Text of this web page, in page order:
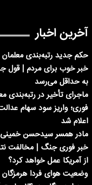
آخرین اخبار
حکم جدید رتبه‌بندی
خبر خوب برای مردم | قول
به حداقل می‌رسد
ماجرای تأخیر در رتبه‌بندی معلمان
اعلام شد
مادر همسر سیدحسن
خبر فوری جنگ | مخالفت
از آمریکا عمل خواهد کرد؟